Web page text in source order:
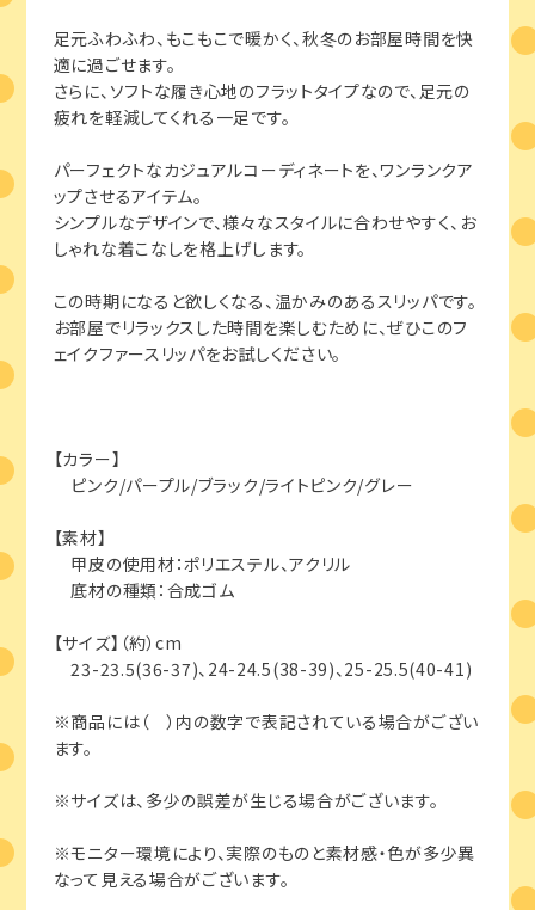
足元ふわふわ、もこもこで暖かく、秋冬のお部屋時間を快
適に過ごせます。
さらに、ソフトな履き心地のフラットタイプなので、足元の
疲れを軽減してくれる一足です。
パーフェクトなカジュアルコーディネートを、ワンランクア
ップさせるアイテム。
シンプルなデザインで、様々なスタイルに合わせやすく、お
しゃれな着こなしを格上げします。
この時期になると欲しくなる、温かみのあるスリッパです。
お部屋でリラックスした時間を楽しむために、ぜひこのフ
ェイクファースリッパをお試しください。
【カラー】
ピンク/パープル/ブラック/ライトピンク/グレー
【素材】
甲皮の使用材：ポリエステル、アクリル
底材の種類：合成ゴム
【サイズ】（約）cm
23-23.5(36-37)、24-24.5(38-39)、25-25.5(40-41)
※商品には（ ）内の数字で表記されている場合がござい
ます。
※サイズは、多少の誤差が生じる場合がございます。
※モニター環境により、実際のものと素材感・色が多少異
なって見える場合がございます。